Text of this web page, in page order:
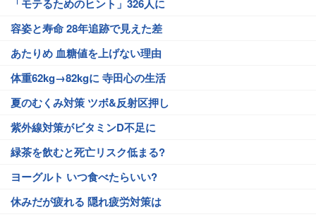
「モテるためのヒント」326人に
容姿と寿命 28年追跡で見えた差
あたりめ 血糖値を上げない理由
体重62kg→82kgに 寺田心の生活
夏のむくみ対策 ツボ&反射区押し
紫外線対策がビタミンD不足に
緑茶を飲むと死亡リスク低まる?
ヨーグルト いつ食べたらいい?
休みだが疲れる 隠れ疲労対策は